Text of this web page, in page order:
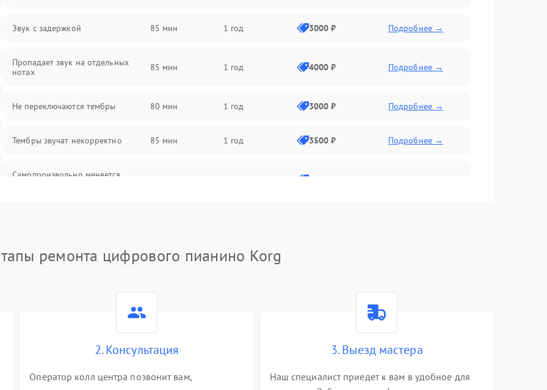
Звук с задержкой 85 мин 1 год 3000 ₽ Подробнее →
Пропадает звук на отдельных
нотах
85 мин 1 год 4000 ₽ Подробнее →
Не переключаются тембры 80 мин 1 год 3000 ₽ Подробнее →
Тембры звучат некорректно 85 мин 1 год 3500 ₽ Подробнее →
Самопроизвольно меняется
2800 ₽ Подробнее →
ремонта цифрового пианино Korg
2. Консультация
Оператор колл центра позвонит вам,
3. Выезд мастера
Наш специалист приедет к вам в удобное для